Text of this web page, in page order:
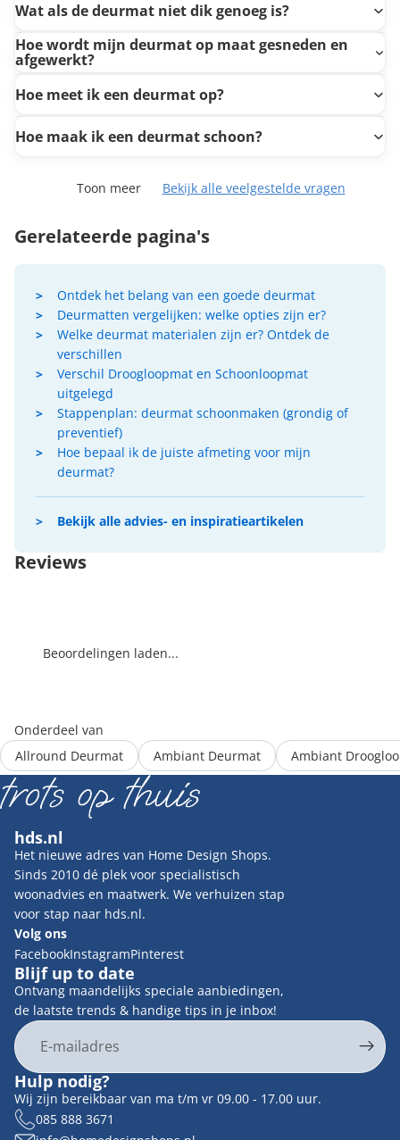
Wat als de deurmat niet dik genoeg is?
Hoe wordt mijn deurmat op maat gesneden en
afgewerkt?
Hoe meet ik een deurmat op?
Hoe maak ik een deurmat schoon?
Toon meer Bekijk alle veelgestelde vragen
Gerelateerde pagina's
Ontdek het belang van een goede deurmat
Deurmatten vergelijken: welke opties zijn er?
Welke deurmat materialen zijn er? Ontdek de
verschillen
Verschil Droogloopmat en Schoonloopmat
uitgelegd
Stappenplan: deurmat schoonmaken (grondig of
preventief)
Hoe bepaal ik de juiste afmeting voor mijn
deurmat?
Bekijk alle advies- en inspiratieartikelen
Reviews
Beoordelingen laden...
Onderdeel van
Allround Deurmat
Ambiant Deurmat Ambiant
hds.nl
Het nieuwe adres van Home Design Shops.
Sinds 2010 dé plek voor specialistisch
woonadvies en maatwerk. We verhuizen stap
voor stap naar hds.nl.
Volg ons
FacebookInstagramPinterest
Blijf up to date
Ontvang maandelijks speciale aanbiedingen,
de laatste trends & handige tips in je inbox!
E-mail
Hulp nodig?
Wij zijn bereikbaar van ma t/m vr 09.00 - 17.00 uur.
085 888 3671
Contactgegevens
Terugbetalingsbeleid